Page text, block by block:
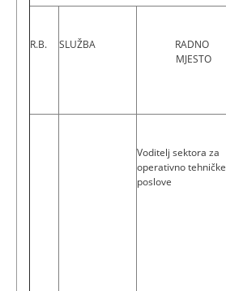
R.B. SLUŽBA
RADNO
MJESTO
Voditelj sektora za
operativno tehničke
poslove